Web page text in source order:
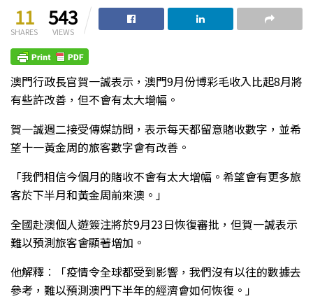
11
SHARES
543
VIEWS
澳門行政長官賀一誠表示，澳門9月份博彩毛收入比起8月將
有些許改善，但不會有太大增幅。
賀一誠週二接受傳媒訪問，表示每天都留意賭收數字，並希
望十一黃金周的旅客數字會有改善。
「我們相信今個月的賭收不會有太大增幅。希望會有更多旅
客於下半月和黃金周前來澳。」
全國赴澳個人遊簽注將於9月23日恢復審批，但賀一誠表示
難以預測旅客會顯著增加。
他解釋︰「疫情令全球都受到影響，我們沒有以往的數據去
參考，難以預測澳門下半年的經濟會如何恢復。」